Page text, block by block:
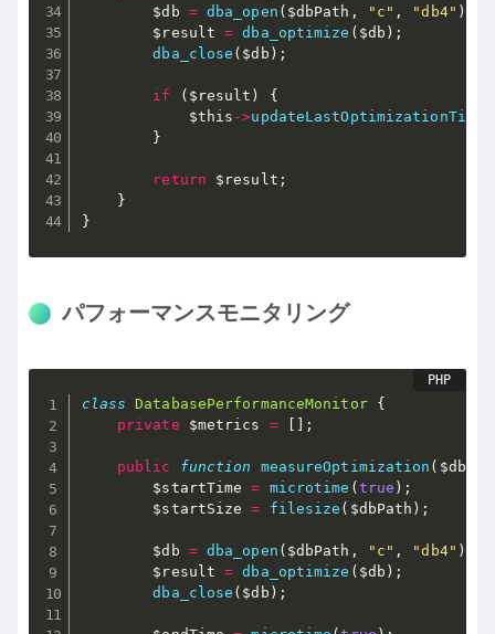
$db = dba_open ( $dbPath , "c" , "db4" )
$result
= dba_optimize ( $db ) ;
dba_close ( $db ) ;
if ( $result )
{
$this ->updateLastOptimizationTime
}
return $result ;
}
}
パフォーマンスモニタリング
class DatabasePerformanceMonitor
{
private
$metrics = ;
public function measureOptimization (
$startTime
= microtime ( true ) ;
$startSize
= filesize ( $dbPath ) ;
$db = dba_open ( $dbPath , "c" , "db4" )
$result
= dba_optimize ( $db ) ;
dba_close ( $db ) ;